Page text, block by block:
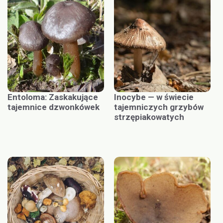
Entoloma: Zaskakujące
tajemnice dzwonkówek
Inocybe — w świecie
tajemniczych grzybów
strzępiakowatych